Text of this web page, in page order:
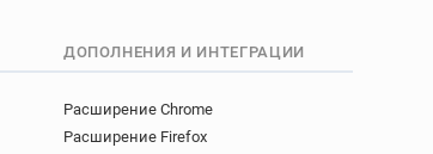
ДОПОЛНЕНИЯ И ИНТЕГРАЦИИ
Расширение Chrome
Расширение Firefox